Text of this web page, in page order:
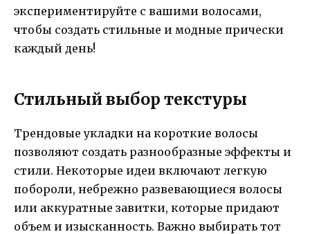
экспериментируйте с вашими волосами,
чтобы создать стильные и модные прически
каждый день!
Стильный выбор текстуры
Трендовые укладки на короткие волосы
позволяют создать разнообразные эффекты и
стили. Некоторые идеи включают легкую
побороли, небрежно развевающиеся волосы
или аккуратные завитки, которые придают
объем и изысканность. Важно выбирать тот